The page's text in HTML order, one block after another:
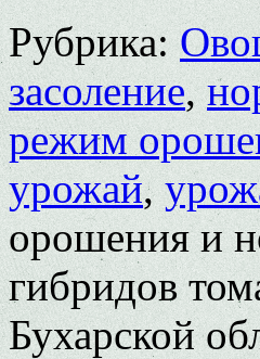
Рубрика:
засоление,
режим
урожай,
орошения и
гибридов
Бухарской